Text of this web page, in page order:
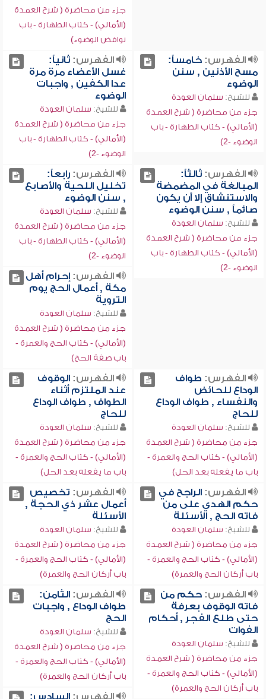
جزء من محاضرة ( شرح العمدة
(الأمالي) - كتاب الطهارة - باب
نواقض الوضوء)
الفهرس:خامساً:
مسح الأذنين , سنن
الوضوء
للشيخ: سلمان العودة
جزء من محاضرة ( شرح العمدة
(الأمالي) - كتاب الطهارة - باب
الوضوء -2)
الفهرس:ثانياً:
غسل الأعضاء مرة مرة
عدا الكفين , واجبات
الوضوء
للشيخ: سلمان العودة
جزء من محاضرة ( شرح العمدة
(الأمالي) - كتاب الطهارة - باب
الوضوء -2)
الفهرس:ثالثاً:
المبالغة في المضمضة
والاستنشاق إلا أن يكون
صائماً , سنن الوضوء
للشيخ: سلمان العودة
جزء من محاضرة ( شرح العمدة
(الأمالي) - كتاب الطهارة - باب
الوضوء -2)
الفهرس:رابعاً:
تخليل اللحية والأصابع
, سنن الوضوء
للشيخ: سلمان العودة
جزء من محاضرة ( شرح العمدة
(الأمالي) - كتاب الطهارة - باب
الوضوء -2)
الفهرس:إحرام أهل
مكة , أعمال الحج يوم
التروية
للشيخ: سلمان العودة
جزء من محاضرة ( شرح العمدة
(الأمالي) - كتاب الحج والعمرة -
باب صفة الحج)
الفهرس: طواف
الوداع للحائض
والنفساء , طواف الوداع
للحاج
للشيخ: سلمان العودة
جزء من محاضرة ( شرح العمدة
(الأمالي) - كتاب الحج والعمرة -
باب ما يفعله بعد الحل)
الفهرس:الوقوف
عند الملتزم أثناء
الطواف , طواف الوداع
للحاج
للشيخ: سلمان العودة
جزء من محاضرة ( شرح العمدة
(الأمالي) - كتاب الحج والعمرة -
باب ما يفعله بعد الحل)
الفهرس:الراجح في
حكم الهدي على من
فاته الحج , الأسئلة
للشيخ: سلمان العودة
جزء من محاضرة ( شرح العمدة
(الأمالي) - كتاب الحج والعمرة -
باب أركان الحج والعمرة)
الفهرس: تخصيص
أعمال عشر ذي الحجة ,
الأسئلة
للشيخ: سلمان العودة
جزء من محاضرة ( شرح العمدة
(الأمالي) - كتاب الحج والعمرة -
باب أركان الحج والعمرة)
الفهرس:حكم من
فاته الوقوف بعرفة
حتى طلع الفجر , أحكام
الفوات
للشيخ: سلمان العودة
جزء من محاضرة ( شرح العمدة
(الأمالي) - كتاب الحج والعمرة -
باب أركان الحج والعمرة)
الفهرس:الثامن:
طواف الوداع , واجبات
الحج
للشيخ: سلمان العودة
جزء من محاضرة ( شرح العمدة
(الأمالي) - كتاب الحج والعمرة -
باب أركان الحج والعمرة)
الفهرس:السادس: